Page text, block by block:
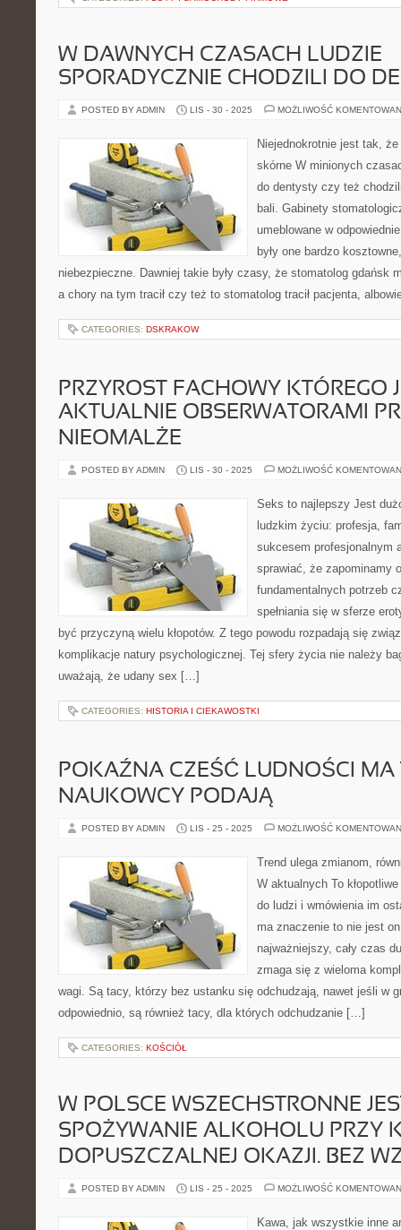
W DAWNYCH CZASACH LUDZIE
SPORADYCZNIE CHODZILI DO
POSTED BY ADMIN LIS - 30 - 2025 MOŻLIWOŚĆ
Niejednokrotnie jest tak,
skórne W minionych
do dentysty czy też
bali. Gabinety
umeblowane w
były one bardzo
niebezpieczne. Dawniej takie były czasy, że stomatolog gdańsk
a chory na tym tracił czy też to stomatolog tracił pacjenta,
CATEGORIES: DSKRAKOW
PRZYROST FACHOWY KTÓREGO
AKTUALNIE OBSERWATORAMI
NIEOMALŻE
POSTED BY ADMIN LIS - 30 - 2025 MOŻLIWOŚĆ
Seks to najlepszy Jest
ludzkim życiu: profesja,
sukcesem profesjonalnym
sprawiać, że zapominamy
fundamentalnych potrzeb
spełniania się w sferze
być przyczyną wielu kłopotów. Z tego powodu rozpadają się
komplikacje natury psychologicznej. Tej sfery życia nie należy
uważają, że udany sex […]
CATEGORIES: HISTORIA I CIEKAWOSTKI
POKAŹNA CZEŚĆ LUDNOŚCI MA
NAUKOWCY PODAJĄ
POSTED BY ADMIN LIS - 25 - 2025 MOŻLIWOŚĆ
Trend ulega zmianom,
W aktualnych To
do ludzi i wmówienia im
ma znaczenie to nie jest
najważniejszy, cały czas
zmaga się z wieloma
wagi. Są tacy, którzy bez ustanku się odchudzają, nawet jeśli w
odpowiednio, są również tacy, dla których odchudzanie […]
CATEGORIES: KOŚCIÓŁ
W POLSCE WSZECHSTRONNE
SPOŻYWANIE ALKOHOLU PRZY
DOPUSZCZALNEJ OKAZJI. BEZ
POSTED BY ADMIN LIS - 25 - 2025 MOŻLIWOŚĆ
Kawa, jak wszystkie inne